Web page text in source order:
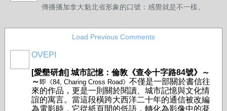
傳播播加拿大魁北省形象的口號：感覺就是不一樣。
Load Previous Comments
OVEPI
[愛墾研創] 城市記憶：倫敦《查令十字路84號》～
～ 即《84, Charing Cross Road》 不僅是一部關於書信往
來的作品，更是一則關於閱讀、城市記憶與文化情
誼的寓言。當這段橫跨大西洋二十年的通信被改編
為電影時，它從紙頁間的低語，轉化為影像中的凝